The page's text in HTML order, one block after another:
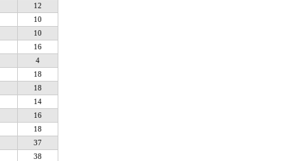
12
10
10
16
4
18
18
14
16
18
37
38